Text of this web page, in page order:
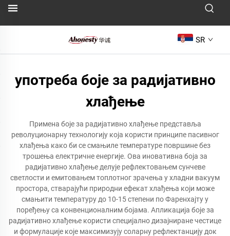
SR
употреба боје за радијативно
хлађење
Примена боје за радијативно хлађење представља
револуционарну технологију која користи принципе пасивног
хлађења како би се смањиле температуре површине без
трошења електричне енергије. Ова иновативна боја за
радијативно хлађење делује рефлектовањем сунчеве
светлости и емитовањем топлотног зрачења у хладни вакуум
простора, стварајући природни ефекат хлађења који може
смањити температуру до 10-15 степени по Фаренхајту у
поређењу са конвенционалним бојама. Апликација боје за
радијативно хлађење користи специјално дизајниране честице
и формулације које максимизују соларну рефлектанцију док